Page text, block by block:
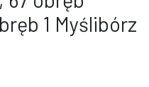
1 Myślibórz